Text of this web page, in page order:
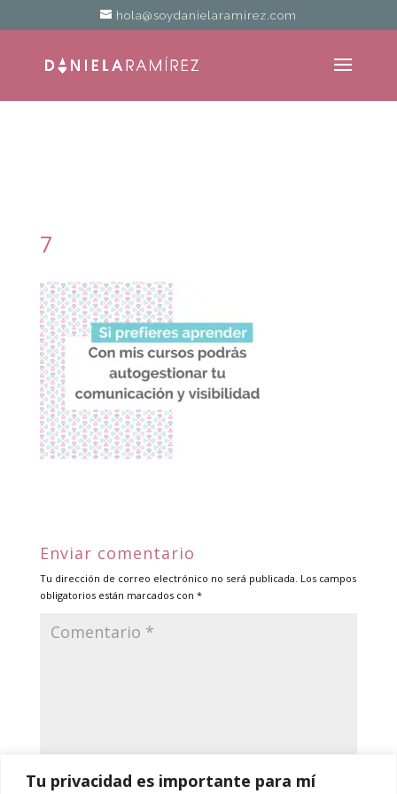
Tu privacidad es importante para mí
hola@soydanielaramirez.com
7
Enviar comentario
Tu dirección de correo electrónico no será publicada. Los campos
obligatorios están marcados con *